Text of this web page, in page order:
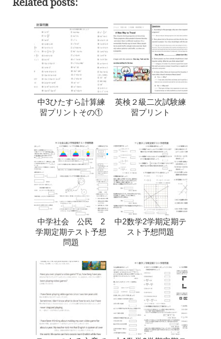
Related posts:
中3ひたすら計算練
習プリントその①
英検２級二次試験練
習プリント
中学社会 公民 2
学期定期テスト予想
問題
中2数学2学期定期テ
スト予想問題